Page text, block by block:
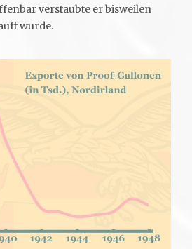
verstaubte er bisweilen
wurde.